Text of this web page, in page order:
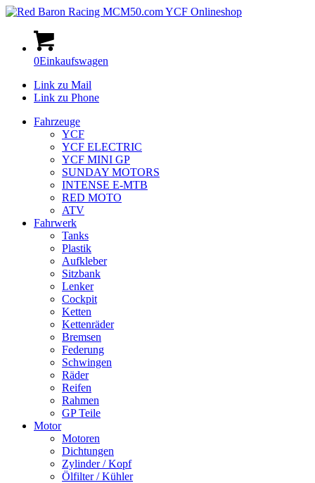
0Einkaufswagen
Link zu Mail
Link zu Phone
Fahrzeuge
YCF
YCF ELECTRIC
YCF MINI GP
SUNDAY MOTORS
INTENSE E-MTB
RED MOTO
ATV
Fahrwerk
Tanks
Plastik
Aufkleber
Sitzbank
Lenker
Cockpit
Ketten
Kettenräder
Bremsen
Federung
Schwingen
Räder
Reifen
Rahmen
GP Teile
Motor
Motoren
Dichtungen
Zylinder / Kopf
Ölfilter / Kühler